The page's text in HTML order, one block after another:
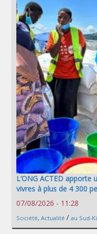
L’ONG ACTED
vivres à plus de 4 300
07/08/2026 - 11:28
Société, Actualité / au Sud-